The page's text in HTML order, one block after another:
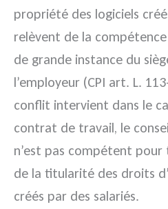
propriété des logiciels
relèvent de la
de grande instance du
l’employeur (CPI art. L.
conflit intervient dans le
contrat de travail, le
n’est pas compétent
de la titularité des droits
créés par des salariés.